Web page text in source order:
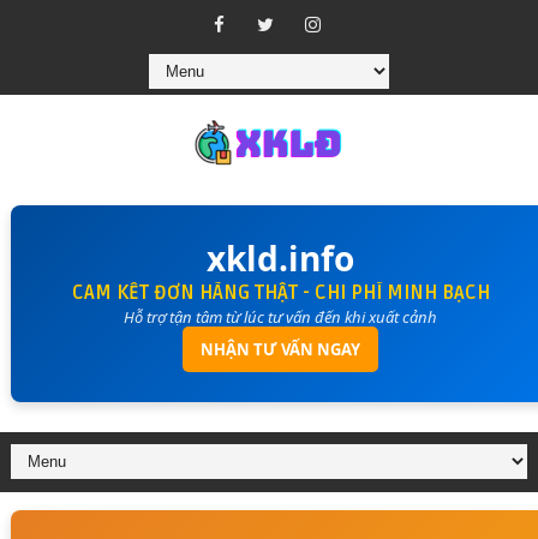
xkld.info
CAM KẾT ĐƠN HÀNG THẬT - CHI PHÍ MINH BẠCH
Hỗ trợ tận tâm từ lúc tư vấn đến khi xuất cảnh
NHẬN TƯ VẤN NGAY